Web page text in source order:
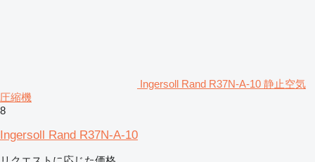
Ingersoll Rand R37N-A-10 静止空気
圧縮機
8
Ingersoll Rand R37N-A-10